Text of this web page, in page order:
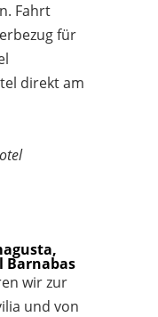
Fahrt
für
direkt am
Barnabas
wir zur
und von